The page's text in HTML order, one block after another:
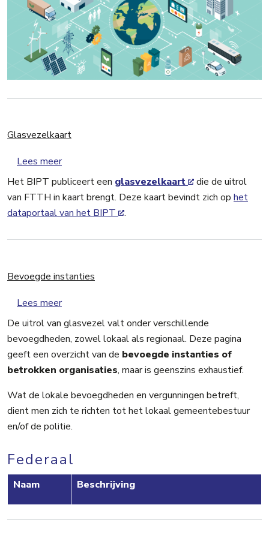
Glasvezelkaart
Lees meerover Glasvezelkaart
Het BIPT publiceert een glasvezelkaart
die de uitrol
van FTTH in kaart brengt. Deze kaart bevindt zich op het
dataportaal van het BIPT
.
Bevoegde instanties
Lees meerover Bevoegde instanties
De uitrol van glasvezel valt onder verschillende
bevoegdheden, zowel lokaal als regionaal. Deze pagina
geeft een overzicht van de bevoegde instanties of
betrokken organisaties, maar is geenszins exhaustief.
Wat de lokale bevoegdheden en vergunningen betreft,
dient men zich te richten tot het lokaal gemeentebestuur
en/of de politie.
Federaal
Naam Beschrijving